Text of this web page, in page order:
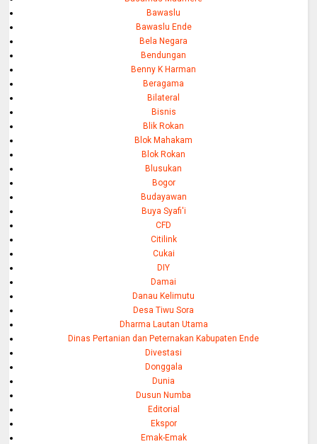
Bawaslu
Bawaslu Ende
Bela Negara
Bendungan
Benny K Harman
Beragama
Bilateral
Bisnis
Blik Rokan
Blok Mahakam
Blok Rokan
Blusukan
Bogor
Budayawan
Buya Syafi'i
CFD
Citilink
Cukai
DIY
Damai
Danau Kelimutu
Desa Tiwu Sora
Dharma Lautan Utama
Dinas Pertanian dan Peternakan Kabupaten Ende
Divestasi
Donggala
Dunia
Dusun Numba
Editorial
Ekspor
Emak-Emak